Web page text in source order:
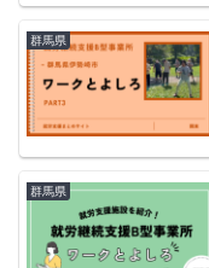
群馬県
群馬県